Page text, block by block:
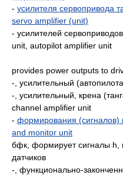
- усилителя сервопривода
servo amplifier (unit)
- усилителей
unit, autopilot amplifier unit
provides power outputs to
-, усилительный
-, усилительный, крена
channel amplifier unit
- формирования (сигналов)
and monitor unit
бфк, формирует сигналы h,
датчиков
-, функционально-